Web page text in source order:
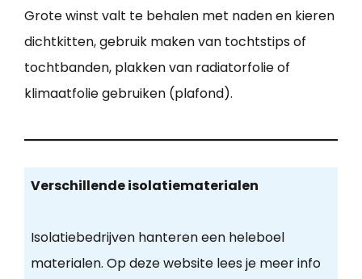
Grote winst valt te behalen met naden en kieren
dichtkitten, gebruik maken van tochtstips of
tochtbanden, plakken van radiatorfolie of
klimaatfolie gebruiken (plafond).
Verschillende isolatiematerialen
Isolatiebedrijven hanteren een heleboel
materialen. Op deze website lees je meer info